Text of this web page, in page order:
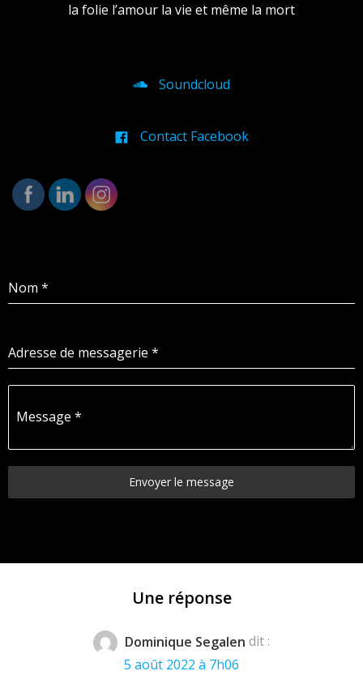
la folie l’amour la vie et même la mort
Soundcloud
Contact Facebook
Nom *
Adresse de messagerie *
Message *
Envoyer le message
Une réponse
Dominique Segalen dit :
5 août 2022 à 7h06